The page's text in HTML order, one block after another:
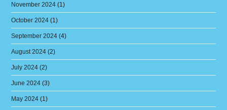
November 2024 (1)
October 2024 (1)
September 2024 (4)
August 2024 (2)
July 2024 (2)
June 2024 (3)
May 2024 (1)